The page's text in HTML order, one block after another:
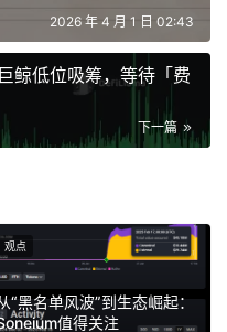
》创作者 Square Enix
同样在七月走到终点。
Walking Dead》正版授
基于 NFT 的机械化战斗游
跟区块链毫无关系的新游
》，该项目在今年 3
美元，社区普遍质疑该项
2026 年 4 月 1 日 02:43
鲸低位吸筹，等待「费
下一篇
“黑名单风波”到生态崛起：
值得关注
观点